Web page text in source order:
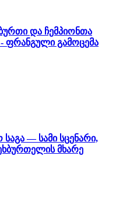
და ჩემპიონთა
ფრანგული გამოცემა
საგა — სამი სცენარი,
მხარე